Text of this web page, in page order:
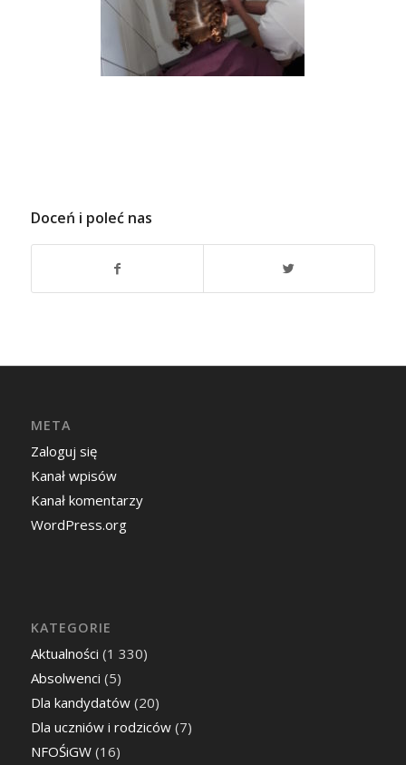
Doceń i poleć nas
META
Zaloguj się
Kanał wpisów
Kanał komentarzy
WordPress.org
KATEGORIE
Aktualności (1 330)
Absolwenci (5)
Dla kandydatów(20)
Dla uczniów i rodziców(7)
NFOŚiGW(16)